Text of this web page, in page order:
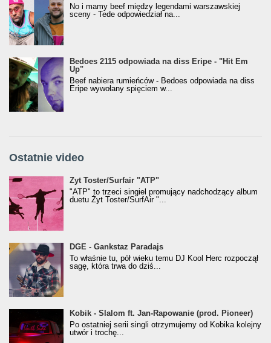
No i mamy beef między legendami warszawskiej
sceny - Tede odpowiedział na...
Bedoes 2115 odpowiada na diss Eripe - "Hit Em
Up"
Beef nabiera rumieńców - Bedoes odpowiada na diss
Eripe wywołany spięciem w...
Ostatnie video
Żyt Toster/SurfAir - ATP VIDEO
Żyt Toster/Surfair "ATP"
"ATP" to trzeci singiel promujący nadchodzący album
duetu Żyt Toster/SurfAir "...
donGURALesko z nagrodą za
Klasyczny/Trueschoolowy Album Roku
(Popkillery 2023)
DGE - Gankstaz Paradajs
To właśnie tu, pół wieku temu DJ Kool Herc rozpoczął
sagę, która trwa do dziś...
Kobik - Slalom ft. Jan-Rapowanie (prod. Pioneer)
[Official Music Visualiser]
Kobik - Slalom ft. Jan-Rapowanie (prod. Pioneer)
Po ostatniej serii singli otrzymujemy od Kobika kolejny
utwór i trochę...